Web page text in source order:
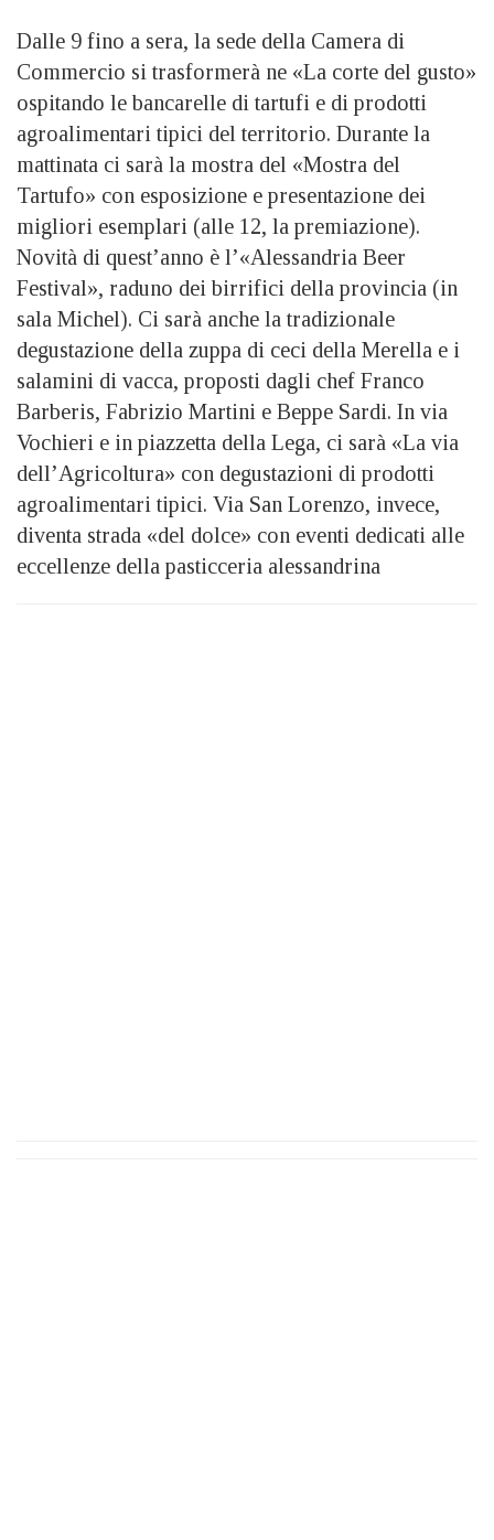
Dalle 9 fino a sera, la sede della Camera di
Commercio si trasformerà ne «La corte del gusto»
ospitando le bancarelle di tartufi e di prodotti
agroalimentari tipici del territorio. Durante la
mattinata ci sarà la mostra del «Mostra del
Tartufo» con esposizione e presentazione dei
migliori esemplari (alle 12, la premiazione).
Novità di quest’anno è l’«Alessandria Beer
Festival», raduno dei birrifici della provincia (in
sala Michel). Ci sarà anche la tradizionale
degustazione della zuppa di ceci della Merella e i
salamini di vacca, proposti dagli chef Franco
Barberis, Fabrizio Martini e Beppe Sardi. In via
Vochieri e in piazzetta della Lega, ci sarà «La via
dell’Agricoltura» con degustazioni di prodotti
agroalimentari tipici. Via San Lorenzo, invece,
diventa strada «del dolce» con eventi dedicati alle
eccellenze della pasticceria alessandrina